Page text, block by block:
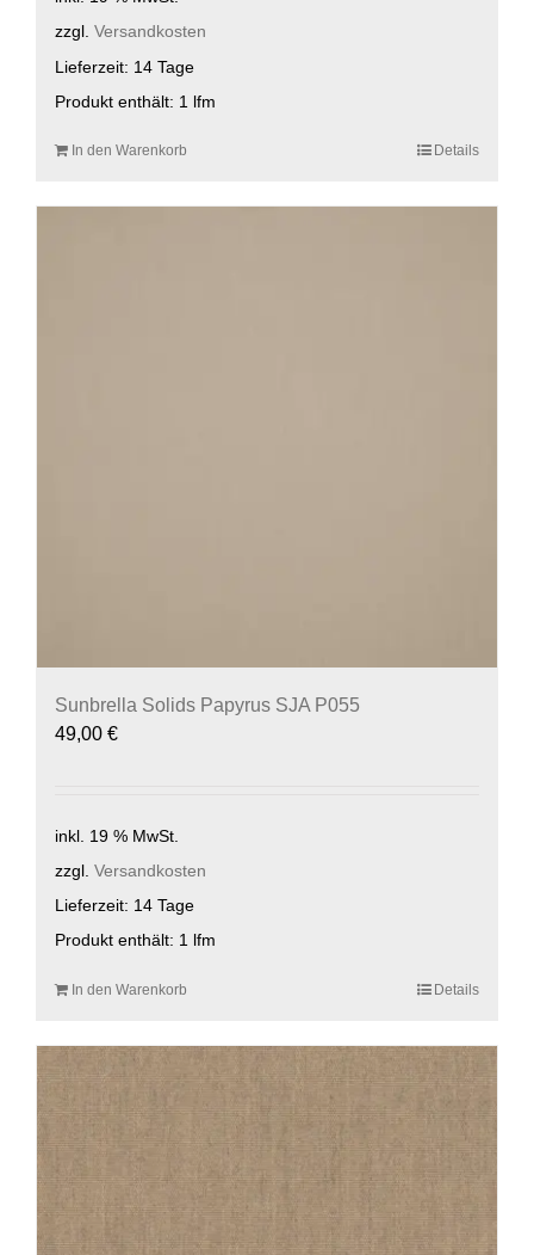
zzgl. Versandkosten
Lieferzeit: 14 Tage
Produkt enthält: 1 lfm
In den Warenkorb Details
Sunbrella Solids Papyrus SJA P055
49,00 €
inkl. 19 % MwSt.
zzgl. Versandkosten
Lieferzeit: 14 Tage
Produkt enthält: 1 lfm
In den Warenkorb Details